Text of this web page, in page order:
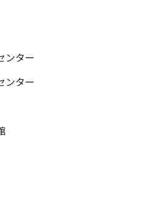
ンター
ンター